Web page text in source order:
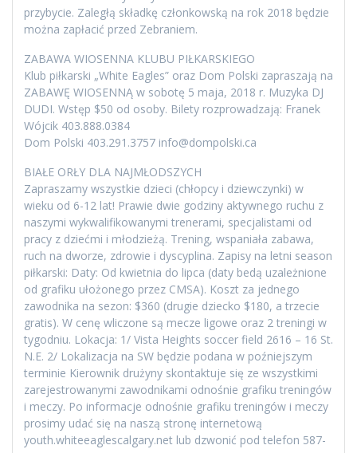
przybycie. Zaległą składkę członkowską na rok 2018 będzie
można zapłacić przed Zebraniem.
ZABAWA WIOSENNA KLUBU PIŁKARSKIEGO
Klub piłkarski „White Eagles” oraz Dom Polski zapraszają na
ZABAWĘ WIOSENNĄ w sobotę 5 maja, 2018 r. Muzyka DJ
DUDI. Wstęp $50 od osoby. Bilety rozprowadzają: Franek
Wójcik 403.888.0384
Dom Polski 403.291.3757 info@dompolski.ca
BIAŁE ORŁY DLA NAJMŁODSZYCH
Zapraszamy wszystkie dzieci (chłopcy i dziewczynki) w
wieku od 6-12 lat! Prawie dwie godziny aktywnego ruchu z
naszymi wykwalifikowanymi trenerami, specjalistami od
pracy z dziećmi i młodzieżą. Trening, wspaniała zabawa,
ruch na dworze, zdrowie i dyscyplina. Zapisy na letni season
piłkarski: Daty: Od kwietnia do lipca (daty bedą uzależnione
od grafiku ułożonego przez CMSA). Koszt za jednego
zawodnika na sezon: $360 (drugie dziecko $180, a trzecie
gratis). W cenę wliczone są mecze ligowe oraz 2 treningi w
tygodniu. Lokacja: 1/ Vista Heights soccer field 2616 – 16 St.
N.E. 2/ Lokalizacja na SW będzie podana w poźniejszym
terminie Kierownik drużyny skontaktuje się ze wszystkimi
zarejestrowanymi zawodnikami odnośnie grafiku treningów
i meczy. Po informacje odnośnie grafiku treningów i meczy
prosimy udać się na naszą stronę internetową
youth.whiteeaglescalgary.net lub dzwonić pod telefon 587-